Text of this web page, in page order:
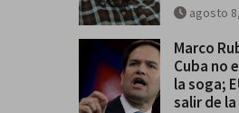
agosto
Marco
Cuba no
la soga;
salir de